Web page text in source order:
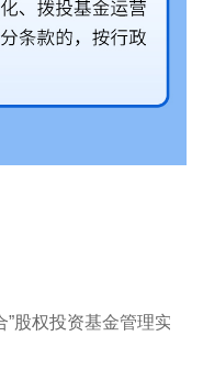
股权投资基金管理实施